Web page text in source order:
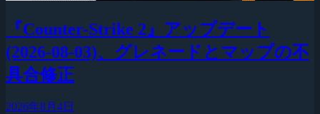
『Counter-Strike 2』アップデート
(2026-08-03)、グレネードとマップの不
具合修正
2026年8月4日